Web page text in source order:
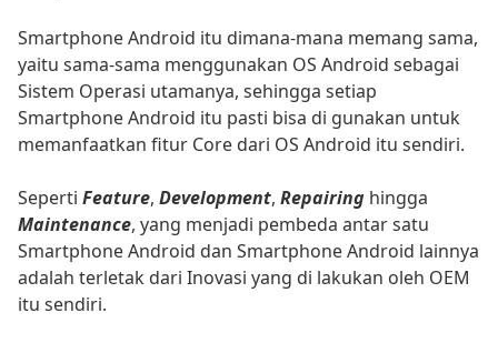
Smartphone Android itu dimana-mana memang sama,
yaitu sama-sama menggunakan OS Android sebagai
Sistem Operasi utamanya, sehingga setiap
Smartphone Android itu pasti bisa di gunakan untuk
memanfaatkan fitur Core dari OS Android itu sendiri.
Seperti Feature, Development, Repairing hingga
Maintenance, yang menjadi pembeda antar satu
Smartphone Android dan Smartphone Android lainnya
adalah terletak dari Inovasi yang di lakukan oleh OEM
itu sendiri.